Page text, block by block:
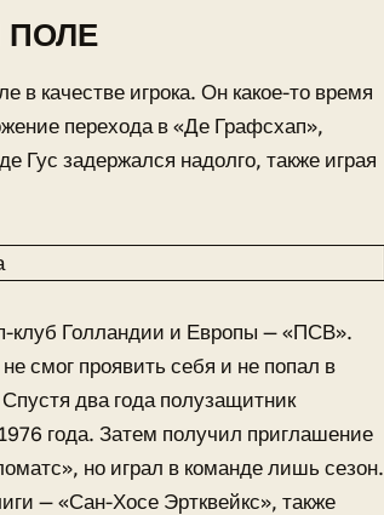
ПОЛЕ
в качестве игрока. Он какое-то время
перехода в «Де Графсхап»,
Гус задержался надолго, также играя
клуб Голландии и Европы — «ПСВ».
смог проявить себя и не попал в
два года полузащитник
года. Затем получил приглашение
но играл в команде лишь сезон.
— «Сан-Хосе Эртквейкс», также